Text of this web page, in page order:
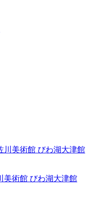
美術館 びわ湖大津館